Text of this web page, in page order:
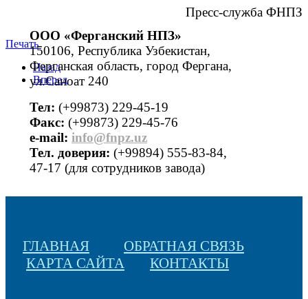
Пресс-служба ФНПЗ
Печать
Назад
Вперед
ООО «Ферганский НПЗ»
150106, Республика Узбекистан,
Ферганская область, город Фергана,
ул.Саноат 240
Тел: (+99873) 229-45-19
Факс: (+99873) 229-45-76
е-mail: info@fnpz.uz
Тел. доверия: (+99894) 555-83-84,
47-17 (для сотрудников завода)
ГЛАВНАЯ
ОБРАТНАЯ СВЯЗЬ
КАРТА САЙТА
КОНТАКТЫ